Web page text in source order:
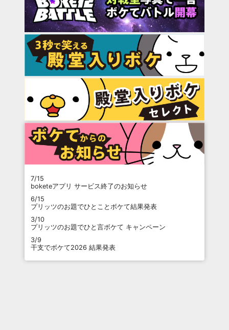
7/15
boketeアプリ サービス終了のお知らせ
6/15
プリッツのお題でひとことボケて結果発表
3/10
プリッツのお題でひと言ボケて キャンペーン
3/9
干支でボケて2026 結果発表